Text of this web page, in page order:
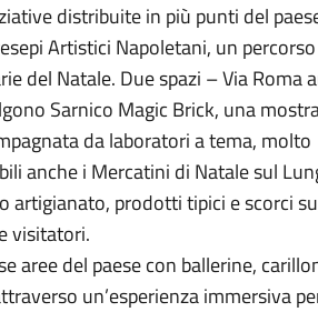
distribuite in più punti del
Artistici Napoletani, un
del Natale. Due spazi – Via Roma
Sarnico Magic Brick, una
da laboratori a tema, molto
anche i Mercatini di Natale sul
artigianato, prodotti tipici e scorci
visitatori.
aree del paese con ballerine,
un’esperienza immersiva